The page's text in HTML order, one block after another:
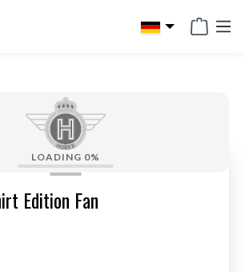
LOADING 0%
Edition Fan